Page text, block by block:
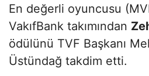
En değerli oyuncusu
VakıfBank takımından
ödülünü TVF Başkanı
Üstündağ takdim etti.